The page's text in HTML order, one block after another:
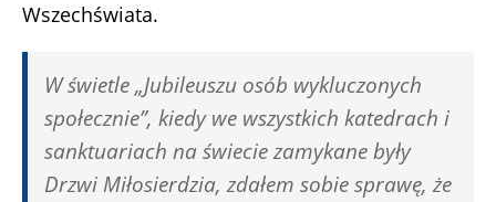
Wszechświata.
W świetle „Jubileuszu osób wykluczonych
społecznie”, kiedy we wszystkich katedrach i
sanktuariach na świecie zamykane były
Drzwi Miłosierdzia, zdałem sobie sprawę, że